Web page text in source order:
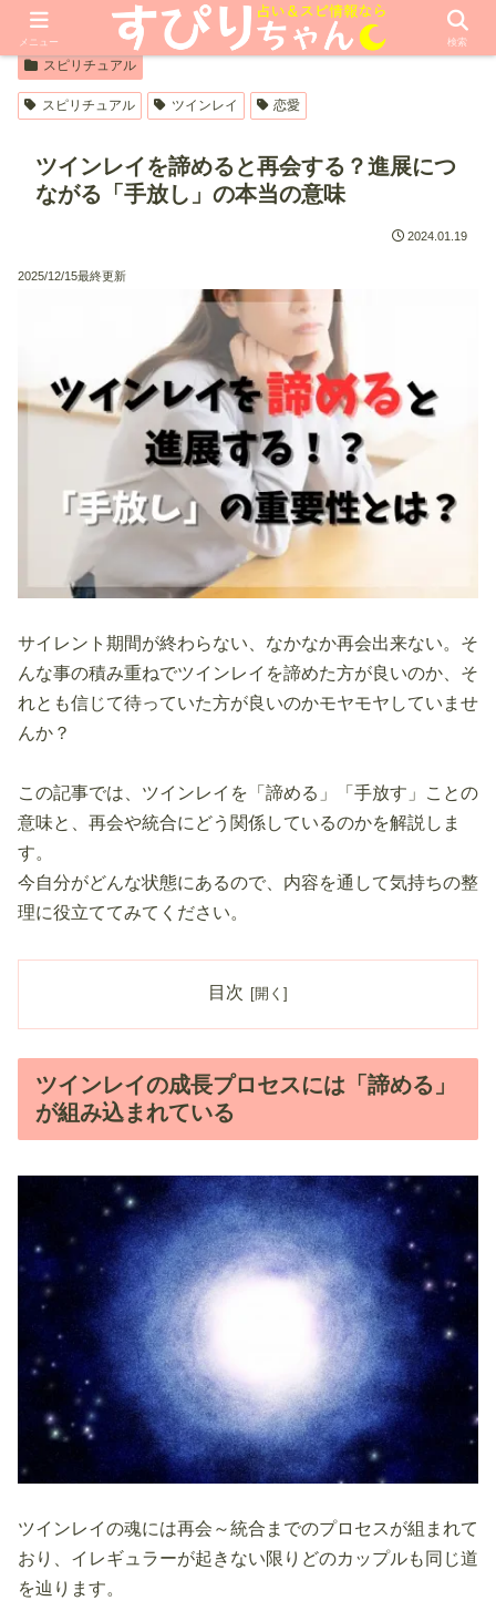
【PR】本ページはプロモーションが含まれています
スピリチュアル
スピリチュアル ツインレイ 恋愛
ツインレイを諦めると再会する？進展につ
ながる「手放し」の本当の意味
2024.01.19
2025/12/15最終更新
サイレント期間が終わらない、なかなか再会出来ない。そ
んな事の積み重ねでツインレイを諦めた方が良いのか、そ
れとも信じて待っていた方が良いのかモヤモヤしていませ
んか？
この記事では、ツインレイを「諦める」「手放す」ことの
意味と、再会や統合にどう関係しているのかを解説しま
す。
今自分がどんな状態にあるので、内容を通して気持ちの整
理に役立ててみてください。
目次
ツインレイの成長プロセスには「諦める」
が組み込まれている
ツインレイの魂には再会～統合までのプロセスが組まれて
おり、イレギュラーが起きない限りどのカップルも同じ道
を辿ります。
メニュー 検索